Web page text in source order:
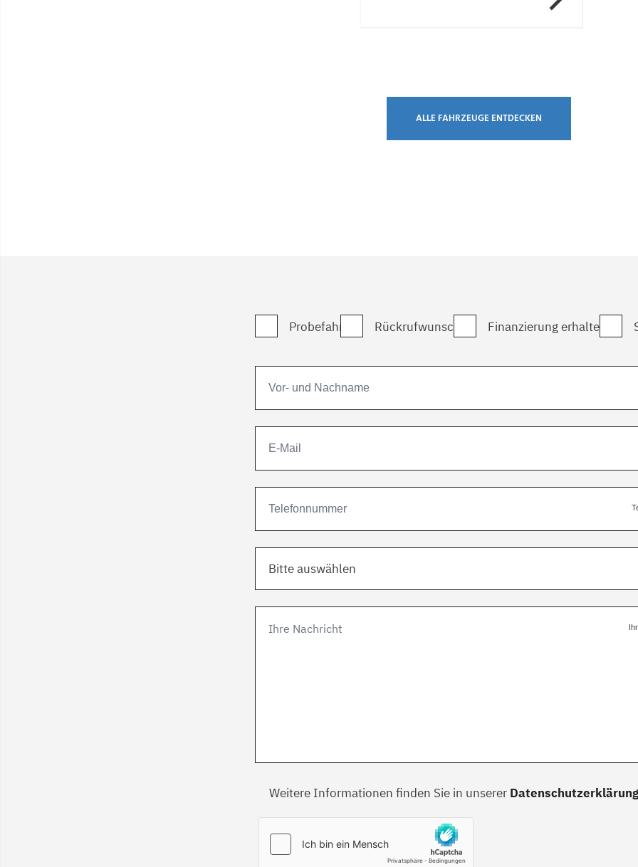
ALLE FAHRZEUGE ENTDECKEN
Probefahrt Rückrufwunsch Finanzierung erhalten
Bitte auswählen
Weitere Informationen finden Sie in unserer Datenschutzerklärung